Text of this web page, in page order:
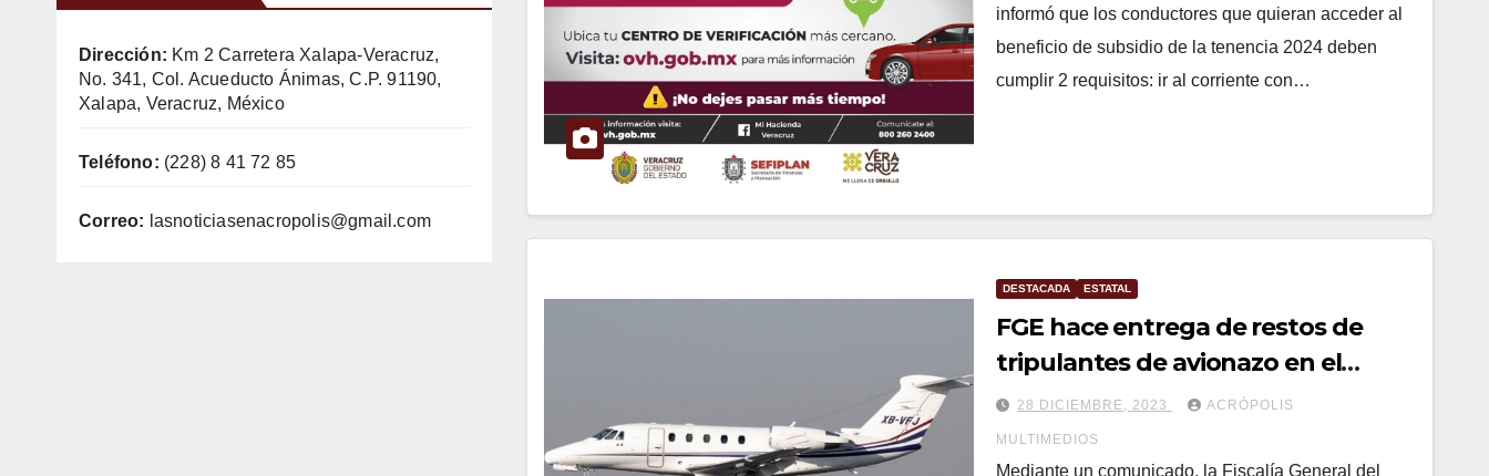
Dirección: Km 2 Carretera Xalapa-Veracruz,
No. 341, Col. Acueducto Ánimas, C.P. 91190,
Xalapa, Veracruz, México
Teléfono: (228) 8 41 72 85
Correo: lasnoticiasenacropolis@gmail.com
informó que los conductores que quieran acceder al
beneficio de subsidio de la tenencia 2024 deben
cumplir 2 requisitos: ir al corriente con…
DESTACADA ESTATAL
FGE hace entrega de restos de
tripulantes de avionazo en el
Puerto
28 DICIEMBRE, 2023 ACRÓPOLIS
MULTIMEDIOS
Mediante un comunicado, la Fiscalía General del